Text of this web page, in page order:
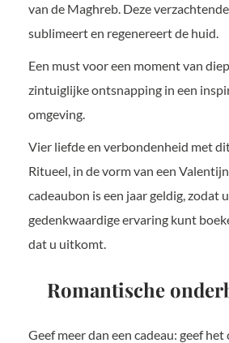
van de Maghreb. Deze
sublimeert en regenereert de huid.
Een must voor een moment van
zintuiglijke ontsnapping in een
omgeving.
Vier liefde en verbondenheid met
Ritueel, in de vorm van een
cadeaubon is een jaar geldig, zodat
gedenkwaardige ervaring kunt
dat u uitkomt.
Romantische
Geef meer dan een cadeau: geef het